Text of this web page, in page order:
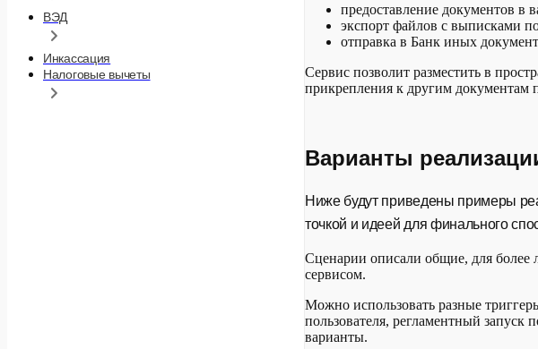
ВЭД
Инкассация
Налоговые вычеты
предоставление документов в
экспорт файлов с выписками
отправка в Банк иных
Сервис позволит разместить в
прикрепления к другим документам
Варианты
Ниже будут приведены примеры
точкой и идеей для финального
Сценарии описали общие, для более
сервисом.
Можно использовать разные
пользователя, регламентный
варианты.